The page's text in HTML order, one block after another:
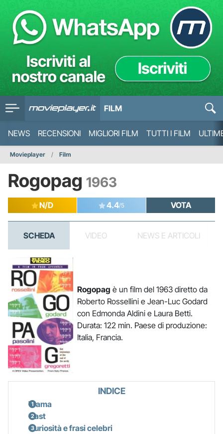
FILM
NEWS RECENSIONI MIGLIORI FILM TUTTI I FILM
Movieplayer Film
Rogopag 1963
N/D 4.4/5 VOTA
SCHEDA VIDEO NEWS E ARTICOLI
Rogopag è un film del 1963 diretto da
Roberto Rossellini e Jean-Luc Godard
con Edmonda Aldini e Laura Betti.
Durata: 122 min. Paese di produzione:
Italia, Francia.
INDICE
Trama
Cast
Curiosità e frasi celebri